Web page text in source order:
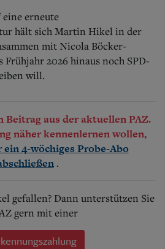
eine erneute
hält sich Martin Hikel in der
mit Nicola Böcker-
Frühjahr 2026 hinaus noch SPD-
will.
aus der aktuellen PAZ.
näher kennenlernen wollen,
ein 4-wöchiges Probe-Abo
.
gefallen? Dann unterstützen Sie
gern mit einer